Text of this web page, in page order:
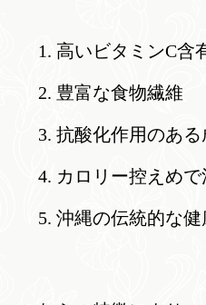
高いビタミンC含
豊富な食物繊維
抗酸化作用のある
カロリー控えめ
沖縄の伝統的な